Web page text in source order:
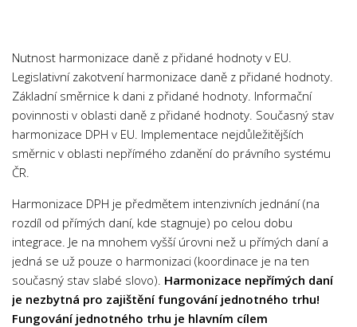
Doprava
Elektronika
Kybernetika
Matematika
Strojírenství
Výpočetní technika
Ekonomie
Ekonomie
Časový management
Nutnost harmonizace daně z přidané hodnoty v EU.
Legislativní zakotvení harmonizace daně z přidané hodnoty.
Základní směrnice k dani z přidané hodnoty. Informační
povinnosti v oblasti daně z přidané hodnoty. Současný stav
harmonizace DPH v EU. Implementace nejdůležitějších
směrnic v oblasti nepřímého zdanění do právního systému
ČR.
Harmonizace DPH je předmětem intenzivních jednání (na
rozdíl od přímých daní, kde stagnuje) po celou dobu
integrace. Je na mnohem vyšší úrovni než u přímých daní a
jedná se už pouze o harmonizaci (koordinace je na ten
současný stav slabé slovo). Harmonizace nepřímých daní
je nezbytná pro zajištění fungování jednotného trhu!
Fungování jednotného trhu je hlavním cílem